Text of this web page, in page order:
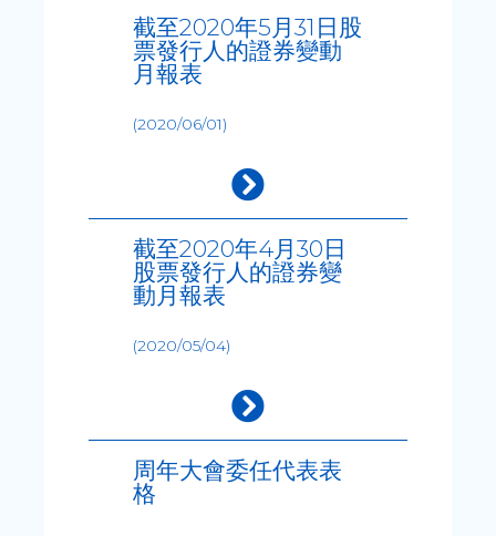
截至2020年5月31日股
票發行人的證券變動
月報表
(2020/06/01)
截至2020年4月30日
股票發行人的證券變
動月報表
(2020/05/04)
周年大會委任代表表
格